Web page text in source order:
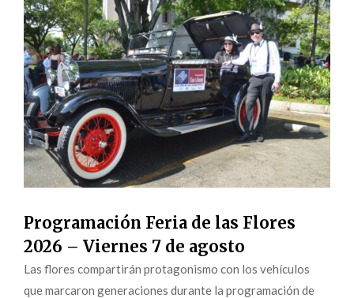
Programación Feria de las Flores
2026 – Viernes 7 de agosto
Las flores compartirán protagonismo con los vehículos
que marcaron generaciones durante la programación de